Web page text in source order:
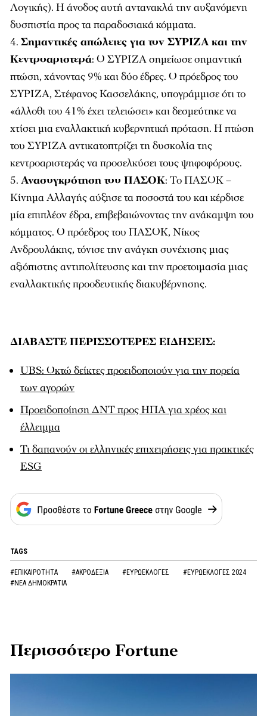
Λογικής). Η άνοδος αυτή αντανακλά την αυξανόμενη
δυσπιστία προς τα παραδοσιακά κόμματα.
Σημαντικές απώλειες για τον ΣΥΡΙΖΑ και την
Κεντροαριστερά: Ο ΣΥΡΙΖΑ σημείωσε σημαντική
πτώση, χάνοντας 9% και δύο έδρες. Ο πρόεδρος του
ΣΥΡΙΖΑ, Στέφανος Κασσελάκης, υπογράμμισε ότι το
«άλλοθι του 41% έχει τελειώσει» και δεσμεύτηκε να
χτίσει μια εναλλακτική κυβερνητική πρόταση. Η πτώση
του ΣΥΡΙΖΑ αντικατοπτρίζει τη δυσκολία της
κεντροαριστεράς να προσελκύσει τους ψηφοφόρους.
Ανασυγκρότηση του ΠΑΣΟΚ: Το ΠΑΣΟΚ –
Κίνημα Αλλαγής αύξησε τα ποσοστά του και κέρδισε
μία επιπλέον έδρα, επιβεβαιώνοντας την ανάκαμψη του
κόμματος. Ο πρόεδρος του ΠΑΣΟΚ, Νίκος
Ανδρουλάκης, τόνισε την ανάγκη συνέχισης μιας
αξιόπιστης αντιπολίτευσης και την προετοιμασία μιας
εναλλακτικής προοδευτικής διακυβέρνησης.
ΔΙΑΒΑΣΤΕ ΠΕΡΙΣΣΟΤΕΡΕΣ ΕΙΔΗΣΕΙΣ:
UBS: Οκτώ δείκτες προειδοποιούν για την πορεία
των αγορών
Προειδοποίηση ΔΝΤ προς ΗΠΑ για χρέος και
έλλειμμα
Τι δαπανούν οι ελληνικές επιχειρήσεις για πρακτικές
ESG
TAGS
#ΕΠΙΚΑΙΡΟΤΗΤΑ #ΑΚΡΟΔΕΞΙΑ #ΕΥΡΩΕΚΛΟΓΕΣ
#ΕΥΡΩΕΚΛΟΓΕΣ 2024
#ΝΕΑ ΔΗΜΟΚΡΑΤΙΑ
Περισσότερο Fortune